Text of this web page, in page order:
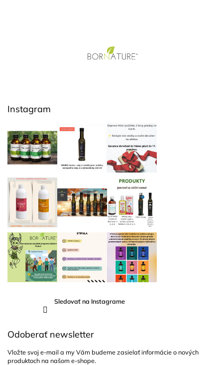
Instagram
Sledovať na Instagrame
Odoberať newsletter
Vložte svoj e-mail a my Vám budeme zasielať informácie o nových
produktoch na našom e-shope.